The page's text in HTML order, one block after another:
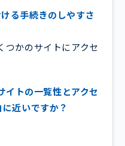
る手続きのしやすさ
つかのサイトにアクセ
イトの一覧性とアクセ
近いですか？